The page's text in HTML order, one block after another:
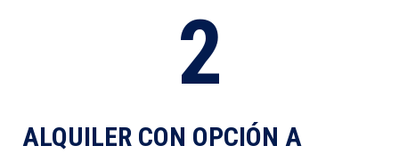
2
ALQUILER CON OPCIÓN A